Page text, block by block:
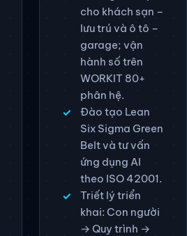
cho khách sạn –
lưu trú và ô tô –
garage; vận
hành số trên
WORKIT 80+
phân hệ.
Đào tạo Lean
Six Sigma Green
Belt và tư vấn
ứng dụng AI
theo ISO 42001.
Triết lý triển
khai: Con người
→ Quy trình →